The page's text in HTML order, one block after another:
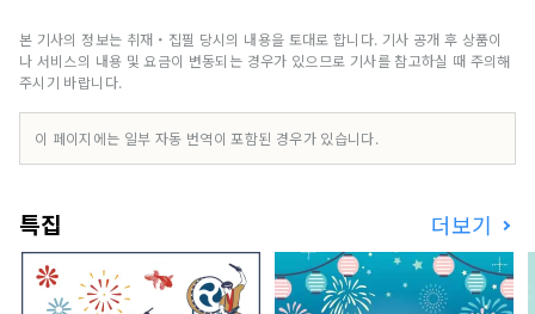
본 기사의 정보는 취재・집필 당시의 내용을 토대로 합니다. 기사 공개 후 상품이
나 서비스의 내용 및 요금이 변동되는 경우가 있으므로 기사를 참고하실 때 주의해
주시기 바랍니다.
이 페이지에는 일부 자동 번역이 포함된 경우가 있습니다.
특집 더보기